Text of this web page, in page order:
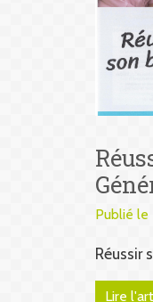
Publié le
Réussir
Lire